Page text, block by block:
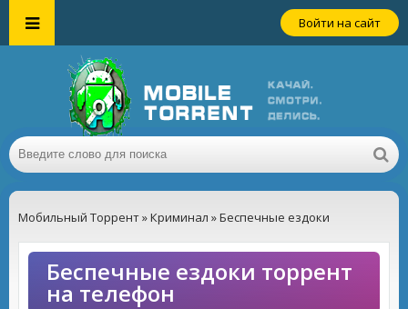
Войти на сайт
Мобильный Торрент»Криминал » Беспечные ездоки
Беспечные ездоки торрент
на телефон